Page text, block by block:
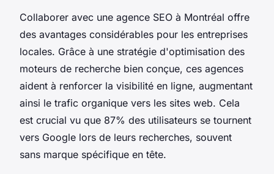
Collaborer avec une agence SEO à Montréal offre
des avantages considérables pour les entreprises
locales. Grâce à une stratégie d'optimisation des
moteurs de recherche bien conçue, ces agences
aident à renforcer la visibilité en ligne, augmentant
ainsi le trafic organique vers les sites web. Cela
est crucial vu que 87% des utilisateurs se tournent
vers Google lors de leurs recherches, souvent
sans marque spécifique en tête.